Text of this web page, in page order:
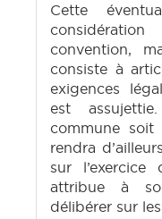
Cette
convention,
consiste à
exigences
est
commune
rendra
sur
attribue à
délibérer sur